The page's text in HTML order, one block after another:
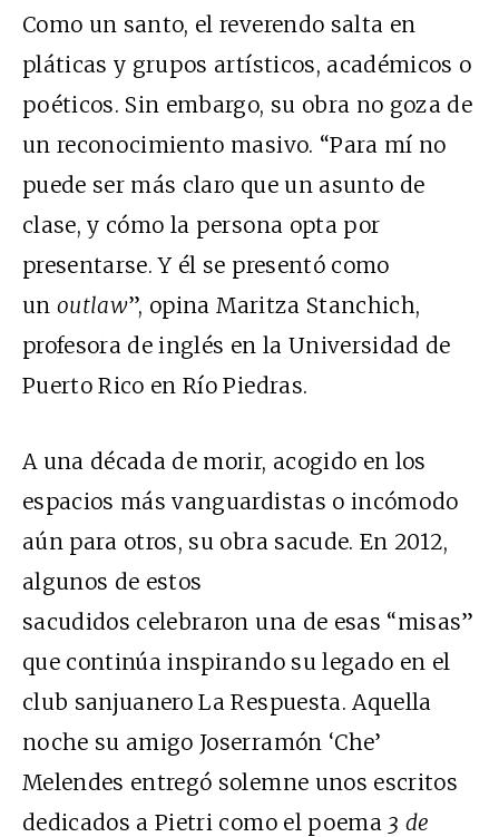
Como un santo, el reverendo salta en
pláticas y grupos artísticos, académicos o
poéticos. Sin embargo, su obra no goza de
un reconocimiento masivo. “Para mí no
puede ser más claro que un asunto de
clase, y cómo la persona opta por
presentarse. Y él se presentó como
unoutlaw”, opina Maritza Stanchich,
profesora de inglés en la Universidad de
Puerto Rico en Río Piedras.
A una década de morir, acogido en los
espacios más vanguardistas o incómodo
aún para otros, su obra sacude. En 2012,
algunos de estos
sacudidos celebraron una de esas “misas”
que continúa inspirando su legado en el
club sanjuanero La Respuesta. Aquella
noche su amigo Joserramón ‘Che’
Melendes entregó solemne unos escritos
dedicados a Pietri como el poema 3 de